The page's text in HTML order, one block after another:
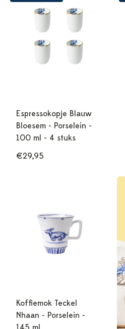
Espressokopje Blauw
Bloesem - Porselein -
100 ml - 4 stuks
€29,95
Koffiemok Teckel
Nhaan - Porselein -